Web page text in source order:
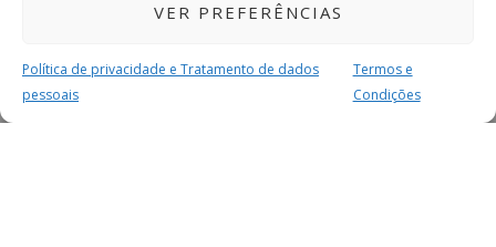
VER PREFERÊNCIAS
Política de privacidade e Tratamento de dados
pessoais
Termos e
Condições